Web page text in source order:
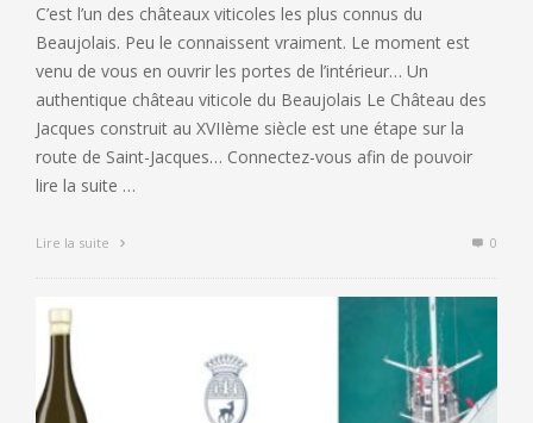
C’est l’un des châteaux viticoles les plus connus du
Beaujolais. Peu le connaissent vraiment. Le moment est
venu de vous en ouvrir les portes de l’intérieur… Un
authentique château viticole du Beaujolais Le Château des
Jacques construit au XVIIème siècle est une étape sur la
route de Saint-Jacques… Connectez-vous afin de pouvoir
lire la suite …
Lire la suite 0